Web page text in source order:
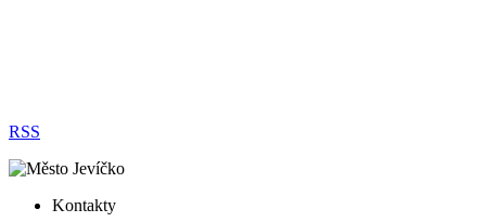
RSS
Kontakty